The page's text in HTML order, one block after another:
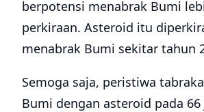
berpotensi menabrak Bumi
perkiraan. Asteroid itu
menabrak Bumi sekitar tahun
Semoga saja, peristiwa
Bumi dengan asteroid pada